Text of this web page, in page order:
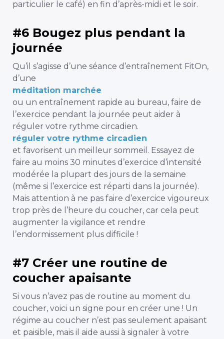
particulier le café) en fin d’après-midi et le soir.
#6 Bougez plus pendant la
journée
Qu’il s’agisse d’une séance d’entraînement FitOn,
d’une
méditation marchée
ou un entraînement rapide au bureau, faire de
l’exercice pendant la journée peut aider à
réguler votre rythme circadien.
réguler votre rythme circadien
et favorisent un meilleur sommeil. Essayez de
faire au moins 30 minutes d’exercice d’intensité
modérée la plupart des jours de la semaine
(même si l’exercice est réparti dans la journée).
Mais attention à ne pas faire d’exercice vigoureux
trop près de l’heure du coucher, car cela peut
augmenter la vigilance et rendre
l’endormissement plus difficile !
#7 Créer une routine de
coucher apaisante
Si vous n’avez pas de routine au moment du
coucher, voici un signe pour en créer une ! Un
régime au coucher n’est pas seulement apaisant
et paisible, mais il aide aussi à signaler à votre